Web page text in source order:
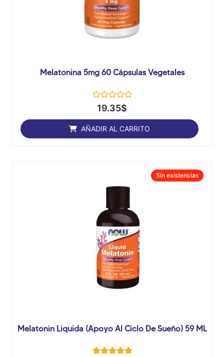
Melatonina 5mg 60 Cápsulas Vegetales
Valorado
con
0
de
5
19.35$
AÑADIR AL CARRITO
Melatonin Liquida (apoyo Al Ciclo De Sueño) 59 ML
Sin existencias